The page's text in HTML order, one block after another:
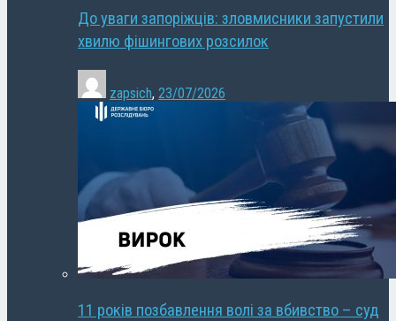
До уваги запоріжців: зловмисники запустили
хвилю фішингових розсилок
zapsich, 23/07/2026
11 років позбавлення волі за вбивство – суд